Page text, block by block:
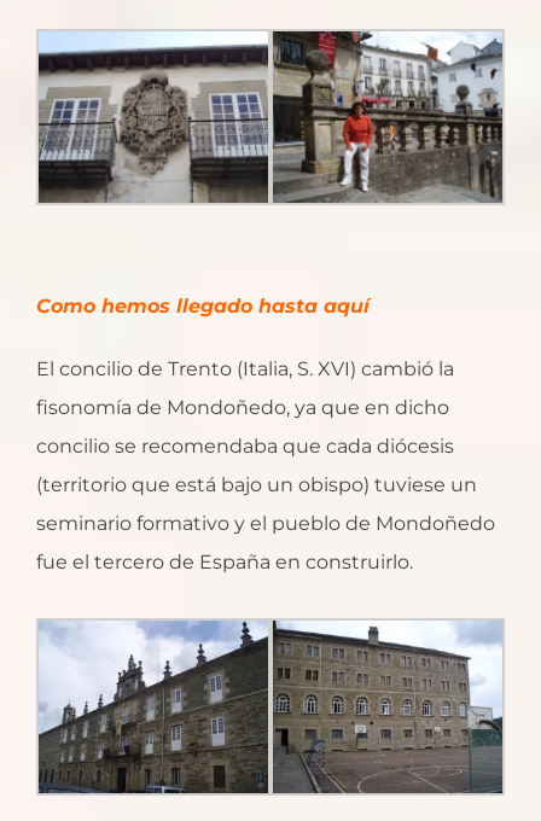
Como hemos llegado hasta aquí
El concilio de Trento (Italia, S. XVI) cambió la
fisonomía de Mondoñedo, ya que en dicho
concilio se recomendaba que cada diócesis
(territorio que está bajo un obispo) tuviese un
seminario formativo y el pueblo de Mondoñedo
fue el tercero de España en construirlo.